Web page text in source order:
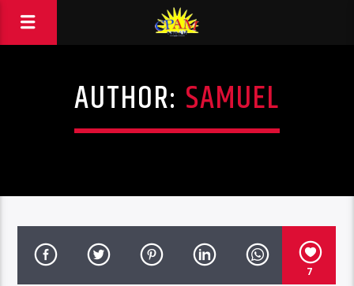
AUTHOR: SAMUEL
7